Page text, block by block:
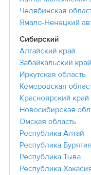
Челябинская
Ямало-Ненецкий
Сибирский
Алтайский край
Забайкальский край
Иркутская область
Кемеровская
Красноярский край
Новосибирская
Омская область
Республика Алтай
Республика Бурятия
Республика Тыва
Республика